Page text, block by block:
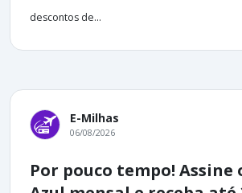
descontos de...
E-Milhas
06/08/2026
Por pouco tempo! Assine